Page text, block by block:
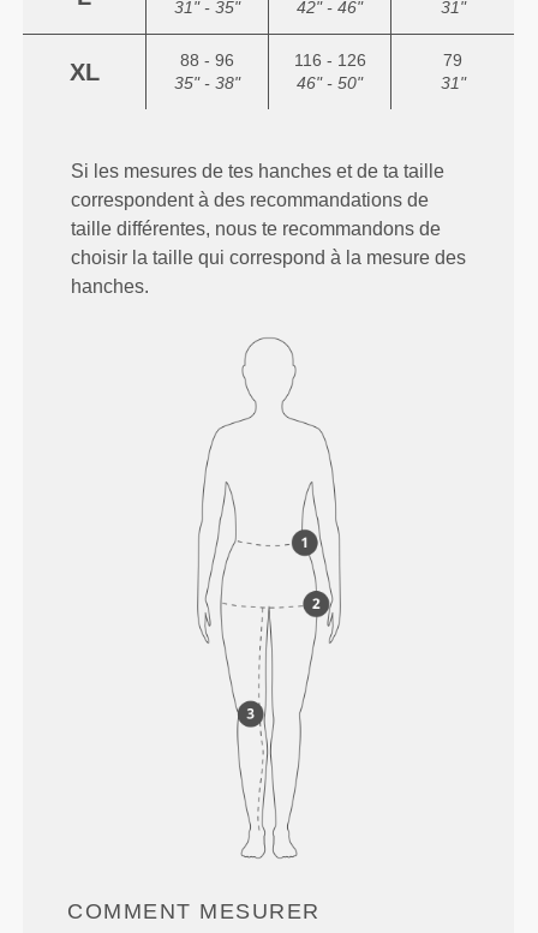
31" - 35"
42" - 46"
31"
XL
88 - 96
35" - 38"
116 - 126
46" - 50"
79
31"
Si les mesures de tes hanches et de ta taille
correspondent à des recommandations de
taille différentes, nous te recommandons de
choisir la taille qui correspond à la mesure des
hanches.
COMMENT MESURER